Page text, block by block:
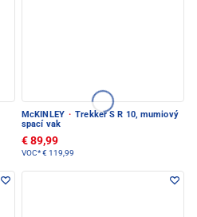
McKINLEY · Trekker S R 10, mumiový
spací vak
€ 89,99
VOC*€ 119,99